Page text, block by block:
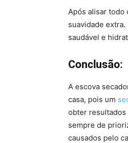
Após alisar todo
suavidade
saudável e
Conclusão:
A escova
casa, pois um
obter
sempre de
causados pelo